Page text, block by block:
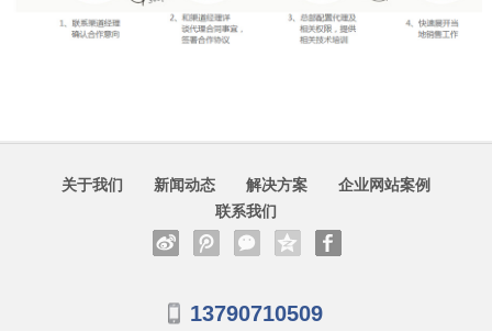
关于我们 新闻动态 解决方案
企业网站案例
联系我们
13790710509